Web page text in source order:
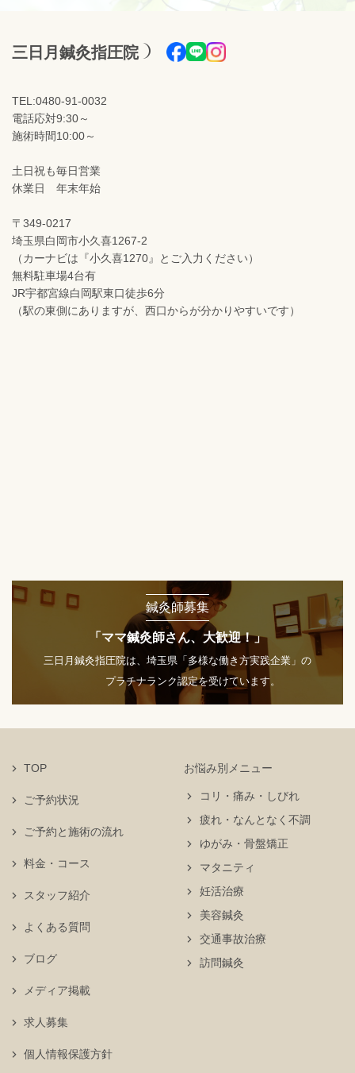
三日月鍼灸指圧院
TEL:0480-91-0032
電話応対9:30～
施術時間10:00～
土日祝も毎日営業
休業日 年末年始
〒349-0217
埼玉県白岡市小久喜1267-2
（カーナビは『小久喜1270』とご入力ください）
無料駐車場4台有
JR宇都宮線白岡駅東口徒歩6分
（駅の東側にありますが、西口からが分かりやすいです）
鍼灸師募集
「ママ鍼灸師さん、大歓迎！」
三日月鍼灸指圧院は、埼玉県「多様な働き方実践企業」の
プラチナランク認定を受けています。
TOP
ご予約状況
お悩み別メニュー
コリ・痛み・しびれ
疲れ・なんとなく不調
ゆがみ・骨盤矯正
マタニティ
妊活治療
美容鍼灸
交通事故治療
訪問鍼灸
ご予約と施術の流れ
料金・コース
スタッフ紹介
よくある質問
ブログ
メディア掲載
求人募集
個人情報保護方針